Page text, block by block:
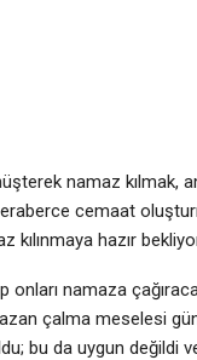
namaz kılmak,
cemaat
hazır
onları namaza
çalma meselesi
bu da uygun değildi